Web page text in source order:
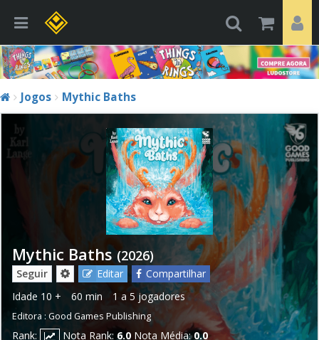
Jogos Mythic Baths
Mythic Baths (2026)
Seguir Editar
Compartilhar
Idade 10 + 60 min 1 a 5 jogadores
Editora : Good Games Publishing
Rank: Nota Rank: 6.0 Nota Média:0.0